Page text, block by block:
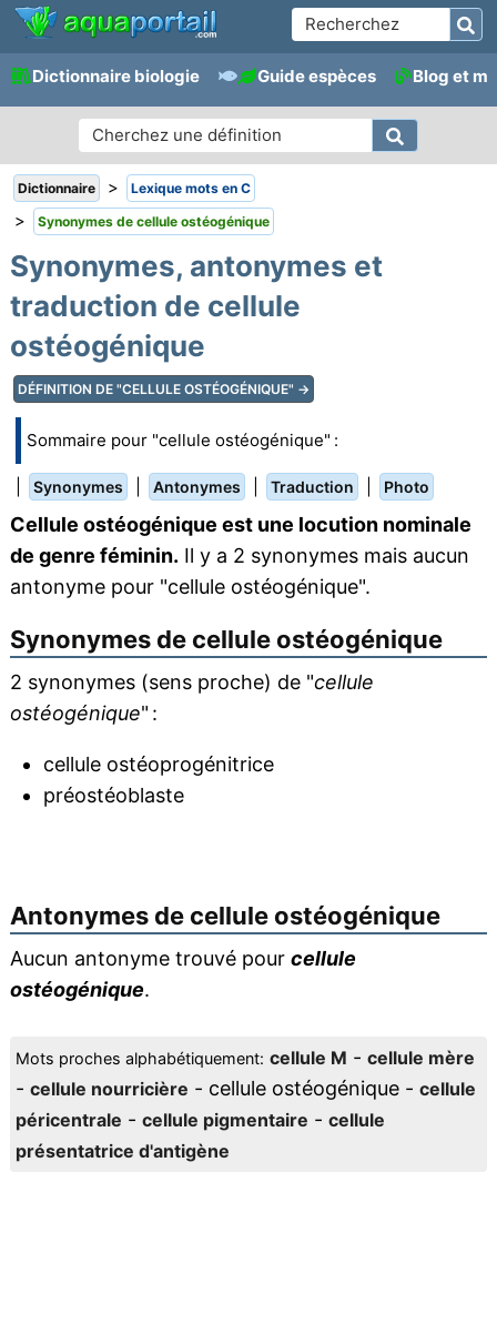
Dictionnaire biologie Guide espèces Blog et
Dictionnaire > Lexique mots en C
> Synonymes de cellule ostéogénique
Synonymes, antonymes et
traduction de cellule
ostéogénique
DÉFINITION DE "CELLULE OSTÉOGÉNIQUE" →
Sommaire pour "cellule ostéogénique" :
Synonymes Antonymes Traduction Photo
Cellule ostéogénique est une locution nominale
de genre féminin. Il y a 2 synonymes mais aucun
antonyme pour "cellule ostéogénique".
Synonymes de cellule ostéogénique
2 synonymes (sens proche) de "cellule
ostéogénique" :
cellule ostéoprogénitrice
préostéoblaste
Antonymes de cellule ostéogénique
Aucun antonyme trouvé pour cellule
ostéogénique.
Mots proches alphabétiquement: cellule M - cellule mère
- cellule nourricière - cellule ostéogénique - cellule
péricentrale - cellule pigmentaire - cellule
présentatrice d'antigène